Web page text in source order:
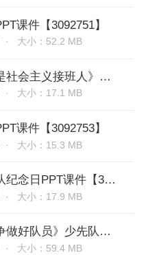
课件【3092751】
· 大小：52.2 MB
少先队建队日《我们是社会主义接班人》PPT课件【3092761】
· 大小：17.1 MB
课件【3092753】
· 大小：15.3 MB
少先队争章少年先锋队纪念日PPT课件【3092750】
· 大小：17.9 MB
小学生《学习二十大争做好队员》少先队活动课主题班会PPT课件【3092726】
· 大小：59.4 MB